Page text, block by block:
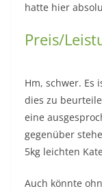
hatte hier
Preis/
Hm, schwer. Es
dies zu
eine
gegenüber
5kg leichten
Auch könnte